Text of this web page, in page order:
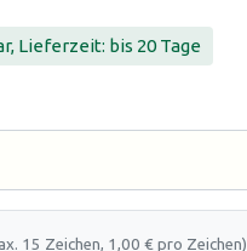
Lieferzeit: bis 20 Tage
15 Zeichen, 1,00 € pro Zeichen)